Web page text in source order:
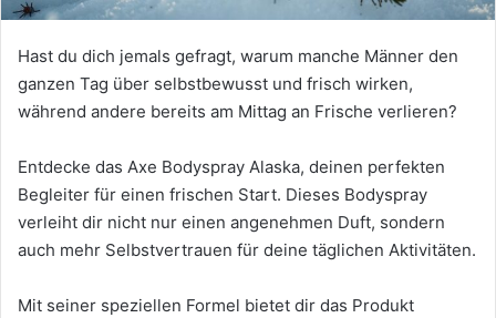
Hast du dich jemals gefragt, warum manche Männer den
ganzen Tag über selbstbewusst und frisch wirken,
während andere bereits am Mittag an Frische verlieren?
Entdecke das Axe Bodyspray Alaska, deinen perfekten
Begleiter für einen frischen Start. Dieses Bodyspray
verleiht dir nicht nur einen angenehmen Duft, sondern
auch mehr Selbstvertrauen für deine täglichen Aktivitäten.
Mit seiner speziellen Formel bietet dir das Produkt